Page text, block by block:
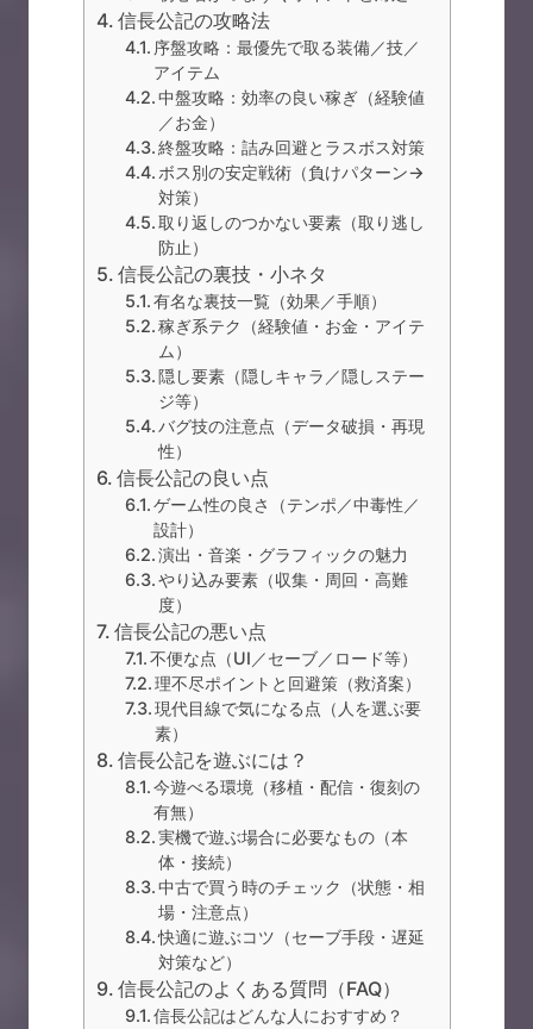
信長公記の攻略法
序盤攻略：最優先で取る装備／技／
アイテム
中盤攻略：効率の良い稼ぎ（経験値
／お金）
終盤攻略：詰み回避とラスボス対策
ボス別の安定戦術（負けパターン→
対策）
取り返しのつかない要素（取り逃し
防止）
信長公記の裏技・小ネタ
有名な裏技一覧（効果／手順）
稼ぎ系テク（経験値・お金・アイテ
ム）
隠し要素（隠しキャラ／隠しステー
ジ等）
バグ技の注意点（データ破損・再現
性）
信長公記の良い点
ゲーム性の良さ（テンポ／中毒性／
設計）
演出・音楽・グラフィックの魅力
やり込み要素（収集・周回・高難
度）
信長公記の悪い点
不便な点（UI／セーブ／ロード等）
理不尽ポイントと回避策（救済案）
現代目線で気になる点（人を選ぶ要
素）
信長公記を遊ぶには？
今遊べる環境（移植・配信・復刻の
有無）
実機で遊ぶ場合に必要なもの（本
体・接続）
中古で買う時のチェック（状態・相
場・注意点）
快適に遊ぶコツ（セーブ手段・遅延
対策など）
信長公記のよくある質問（FAQ）
信長公記はどんな人におすすめ？